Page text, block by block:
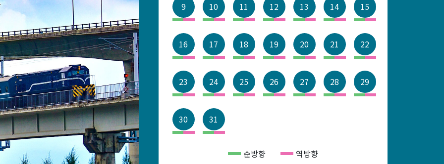
9 10 11 12 13 14 15
16 17 18 19 20 21 22
23 24 25 26 27 28 29
30 31
순방향 역방향
9 10 11 12 13 14 15
16 17 18 19 20 21 22
23 24 25 26 27 28 29
30 31
순방향 역방향
9 10 11 12 13 14 15
16 17 18 19 20 21 22
23 24 25 26 27 28 29
30 31
순방향 역방향
10 11 12 13 14 15
16 17 18 19 20 21 22
23 24 25 26 27 28 29
30 31
순방향 역방향